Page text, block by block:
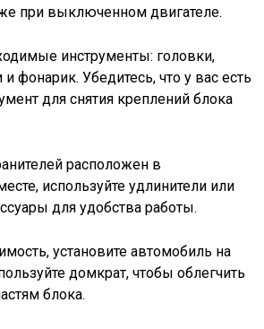
при выключенном двигателе.
инструменты: головки,
и фонарик. Убедитесь, что у вас есть
для снятия креплений блока
расположен в
используйте удлинители или
для удобства работы.
установите автомобиль на
домкрат, чтобы облегчить
блока.